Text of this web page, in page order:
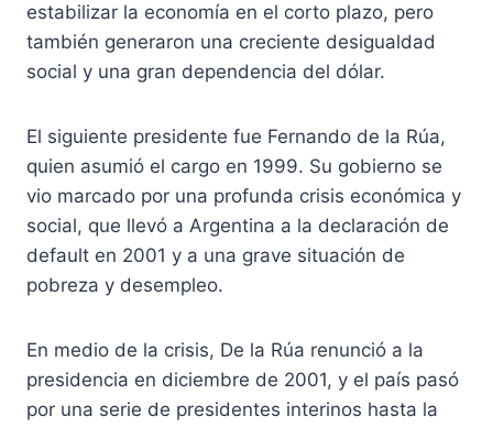
estabilizar la economía en el corto plazo, pero
también generaron una creciente desigualdad
social y una gran dependencia del dólar.
El siguiente presidente fue Fernando de la Rúa,
quien asumió el cargo en 1999. Su gobierno se
vio marcado por una profunda crisis económica y
social, que llevó a Argentina a la declaración de
default en 2001 y a una grave situación de
pobreza y desempleo.
En medio de la crisis, De la Rúa renunció a la
presidencia en diciembre de 2001, y el país pasó
por una serie de presidentes interinos hasta la